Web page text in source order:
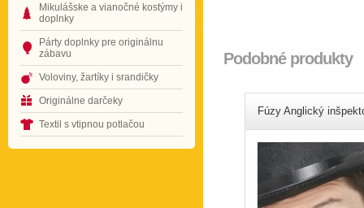
Mikulášske a vianočné kostýmy i
doplnky
Párty doplnky pre originálnu
zábavu
Voloviny, žartíky i srandičky
Originálne darčeky
Textil s vtipnou potlačou
Podobné produkty
Fúzy Anglický